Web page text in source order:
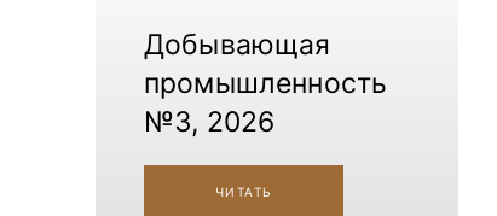
Добывающая
промышленность
№3, 2026
ЧИТАТЬ